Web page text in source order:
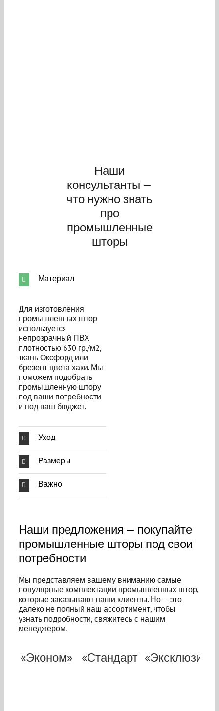
Наши
консультанты —
что нужно знать
про
промышленные
шторы
Материал
Для изготовления
промышленных штор
используется
непрозрачный ПВХ
плотностью 630 гр./м2,
ткань Оксфорд или
брезент цвета хаки. Мы
поможем подобрать
промышленную штору
под ваши потребности
и под ваш бюджет.
Уход
Размеры
Важно
Наши предложения — покупайте
промышленные шторы под свои
потребности
Мы представляем вашему вниманию самые
популярные комплектации промышленных штор,
которые заказывают наши клиенты. Но — это
далеко не полный наш ассортимент, чтобы
узнать подробности, свяжитесь с нашим
менеджером.
«Эконом» «Стандарт» «Эксклюзив»